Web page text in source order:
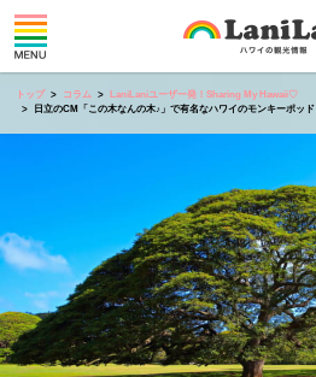
トップ コラム
LaniLaniユーザー発！Sharing My Hawaii♡
日立のCM「この木なんの木♪」で有名なハワイのモンキーポッド